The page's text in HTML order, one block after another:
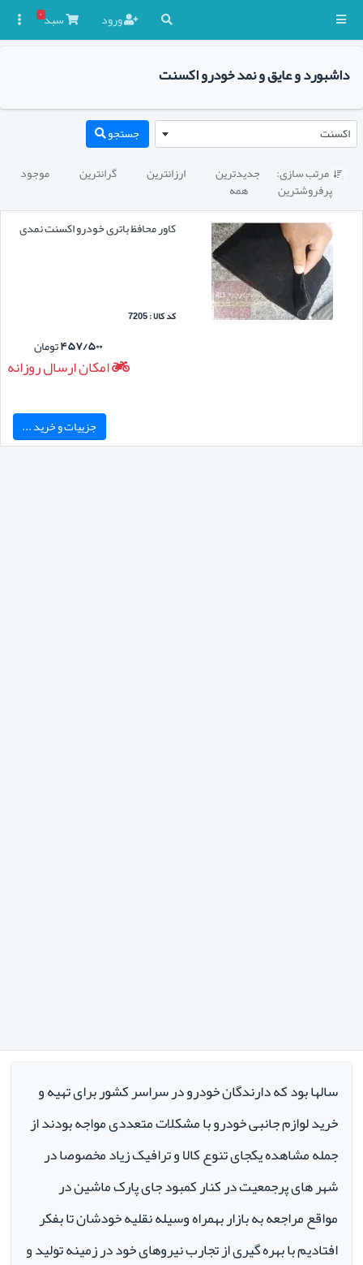
ورود سبد۰
داشبورد و عایق و نمد خودرو اکسنت
اکسنت جستجو
 مرتب سازی: جدیدترین ارزانترین گرانترین موجود
پرفروشترین
همه
کاور محافظ باتری خودرو اکسنت نمدی
کد کالا : 7205
۴۵۷/۵۰۰تومان
امکان ارسال روزانه
جزییات و خرید ...
سالها بود که دارندگان خودرو در سراسر کشور برای تهیه و
خرید لوازم جانبی خودرو با مشکلات متعددی مواجه بودند از
جمله مشاهده یکجای تنوع کالا و ترافیک زیاد مخصوصا در
شهر های پرجمعیت در کنار کمبود جای پارک ماشین در
مواقع مراجعه به بازار بهمراه وسیله نقلیه خودشان تا بفکر
افتادیم با بهره گیری از تجارب نیروهای خود در زمینه تولید و